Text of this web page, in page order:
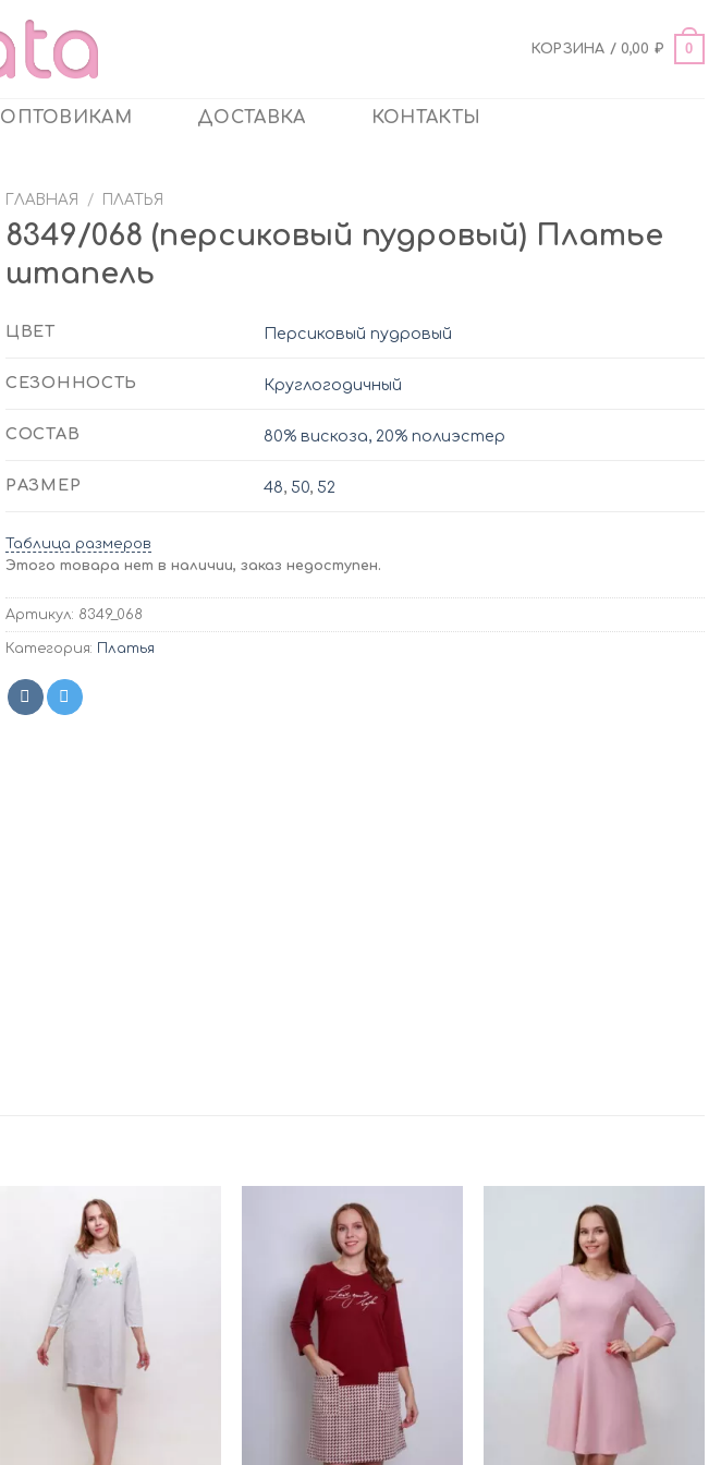
КОРЗИНА /0,00 ₽ 0
ОПТОВИКАМ ДОСТАВКА КОНТАКТЫ
ГЛАВНАЯ / ПЛАТЬЯ
8349/068 (персиковый пудровый) Платье
штапель
ЦВЕТ Персиковый пудровый
СЕЗОННОСТЬ Круглогодичный
СОСТАВ 80% вискоза, 20% полиэстер
РАЗМЕР 48, 50, 52
Таблица размеров
Этого товара нет в наличии, заказ недоступен.
Артикул: 8349_068
Категория: Платья